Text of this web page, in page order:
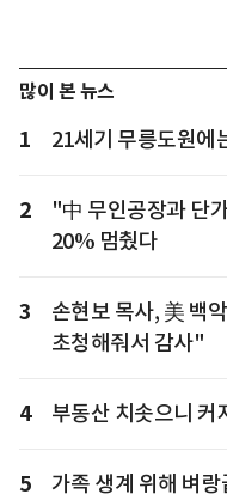
많이 본 뉴스
1 21세기 무릉도원에
2
"中 무인공장과 단
20% 멈췄다
3
손현보 목사, 美 백
초청해줘서 감사"
4 부동산 치솟으니 커
5
가족 생계 위해 벼